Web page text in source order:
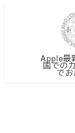
Apple最
国での
で